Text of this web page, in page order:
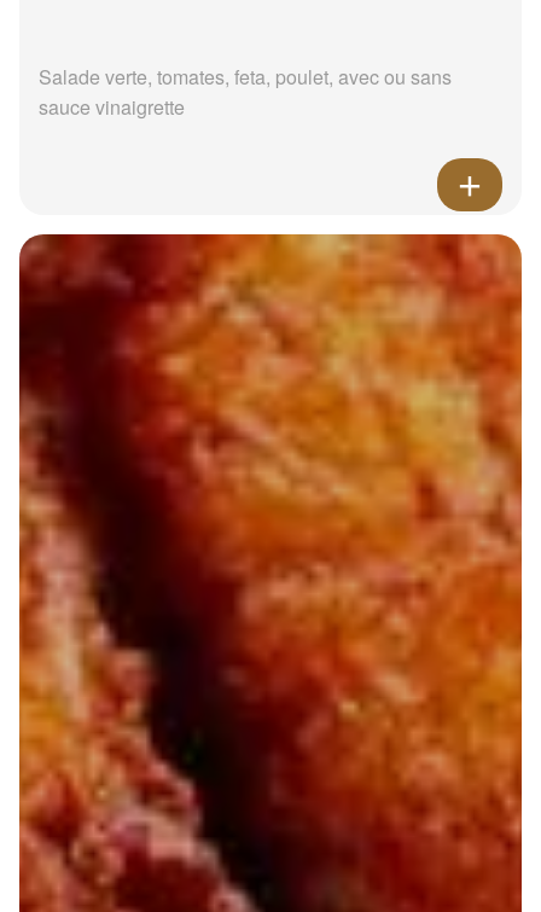
Salade verte, tomates, feta, poulet, avec ou sans
sauce vinaigrette